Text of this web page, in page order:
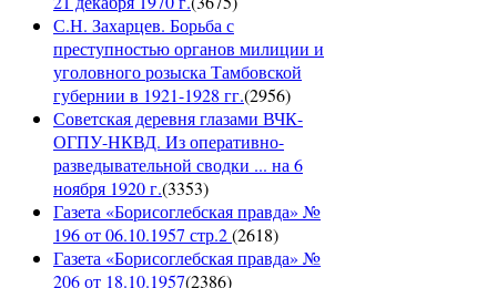
С.Н. Захарцев. Борьба с
преступностью органов милиции и
уголовного розыска Тамбовской
губернии в 1921-1928 гг.(2956)
Советская деревня глазами ВЧК-
ОГПУ-НКВД. Из оперативно-
разведывательной сводки ... на 6
ноября 1920 г.(3353)
Газета «Борисоглебская правда» №
196 от 06.10.1957 стр.2(2618)
Газета «Борисоглебская правда» №
206 от 18.10.1957(2386)